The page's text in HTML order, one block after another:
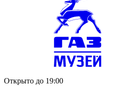
Открыто до 19:00